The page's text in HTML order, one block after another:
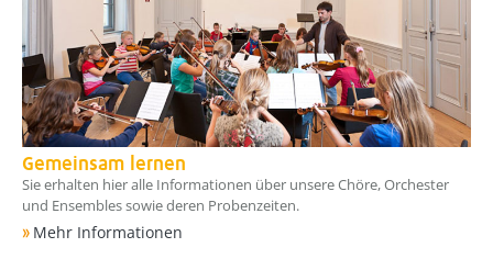
Gemeinsam lernen
Sie erhalten hier alle Informationen über unsere Chöre, Orchester
und Ensembles sowie deren Probenzeiten.
Mehr Informationen